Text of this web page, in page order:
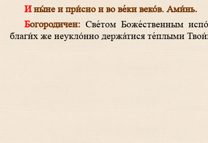
И ны́не и при́сно и во ве́ки веко́в. Ами́нь.
Богородичен:Све́том Боже́ственным
благи́х же неукло́нно держа́тися те́плыми